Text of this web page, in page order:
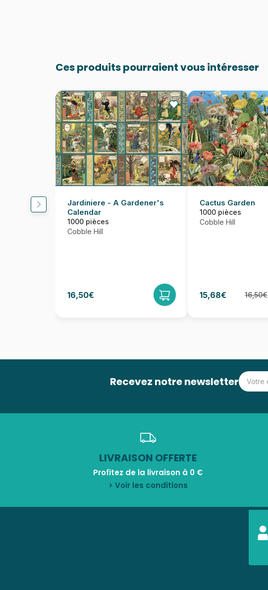
Ces produits pourraient vous intéresser
Jardiniere - A Gardener's
Calendar
1000 pièces
Cobble Hill
16,50€
Cactus Garden
1000 pièces
Cobble Hill
15,68€ 16,50€
Recevez notre newsletter
LIVRAISON OFFERTE
Profitez de la livraison à 0 €
> Voir les conditions